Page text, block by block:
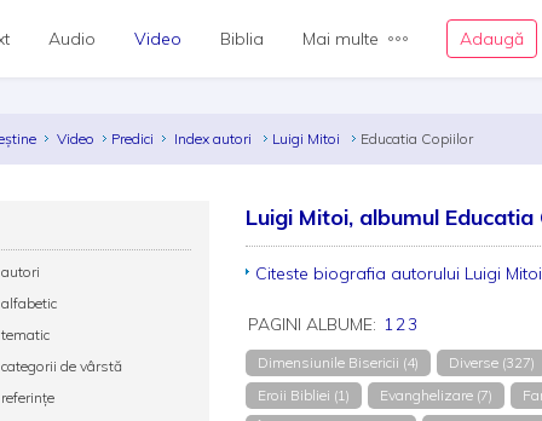
Audio Video Biblia Mai multe Adaugă
Video Predici Index autori Luigi Mitoi Educatia Copiilor
Luigi Mitoi, albumul
Citeste biografia autorului Luigi Mitoi
PAGINI ALBUME: 123
Dimensiunile Bisericii (4) Diverse (327)
Eroii Bibliei (1)
Evanghelizare (7)
de vârstă